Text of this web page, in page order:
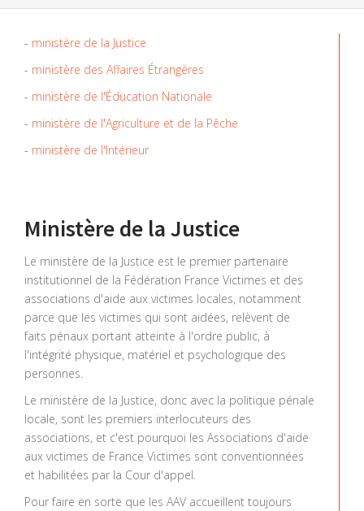
- ministère de la Justice
- ministère des Affaires Étrangères
- ministère de l'Éducation Nationale
- ministère de l'Agriculture et de la Pêche
- ministère de l'Intérieur
Ministère de la Justice
Le ministère de la Justice est le premier partenaire
institutionnel de la Fédération France Victimes et des
associations d'aide aux victimes locales, notamment
parce que les victimes qui sont aidées, relèvent de
faits pénaux portant atteinte à l'ordre public, à
l'intégrité physique, matériel et psychologique des
personnes.
Le ministère de la Justice, donc avec la politique pénale
locale, sont les premiers interlocuteurs des
associations, et c'est pourquoi les Associations d'aide
aux victimes de France Victimes sont conventionnées
et habilitées par la Cour d'appel.
Pour faire en sorte que les AAV accueillent toujours